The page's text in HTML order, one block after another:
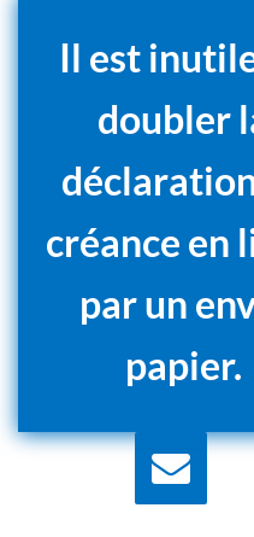
Il est
doubler
créance en
par un
papier.